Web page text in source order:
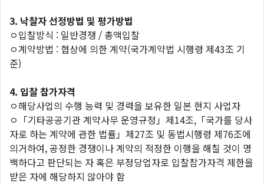
3. 낙찰자 선정방법 및 평가방법
ㅇ입찰방식 : 일반경쟁 / 총액입찰
ㅇ계약방법 : 협상에 의한 계약(국가계약법 시행령 제43조 기
준)
4. 입찰 참가자격
ㅇ해당사업의 수행 능력 및 경력을 보유한 일본 현지 사업자
ㅇ「기타공공기관 계약사무 운영규정」제14조,「국가를 당사
자로 하는 계약에 관한 법률」제27조 및 동법시행령 제76조에
의거하여, 공정한 경쟁이나 계약의 적정한 이행을 해칠 것이 명
백하다고 판단되는 자 혹은 부정당업자로 입찰참가자격 제한을
받은 자에 해당하지 않아야 함